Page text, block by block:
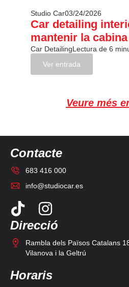
Studio Car03/24/2026
Car detailing
mantenir la
Car DetailingLectura de 6
Ver entrada
Veure més
Contacte
683 416 000
info@studiocar.es
Direcció
Rambla dels Països Catalans
Vilanova i la Geltrú
Horaris